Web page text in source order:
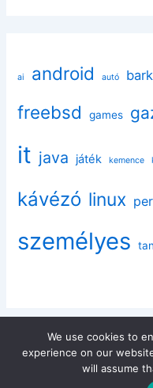
ai android autó
freebsd games
it java játék kemence
kávézó linux
személyes
Copyright © 2026
We use cookies to
experience on our
will assume